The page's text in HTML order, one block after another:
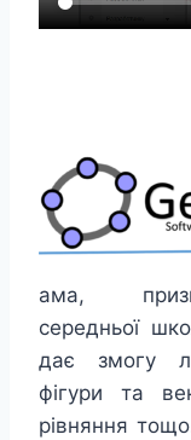
ама,
cередньої
дає змогу
фігури та
рівняння